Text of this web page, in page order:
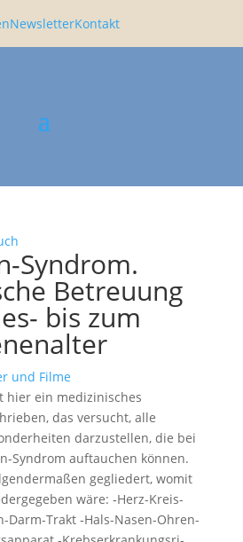
NewsletterKontakt
Syndrom.
Betreuung
bis zum
und Filme
hier ein medizi­ni­sches
das versucht, alle
darzu­stellen, die bei
Syndrom auftau­chen können.
geglie­dert, womit
wäre: ‑Herz-Kreis­
Darm-Trakt ‑Hals-Nasen-Ohren-